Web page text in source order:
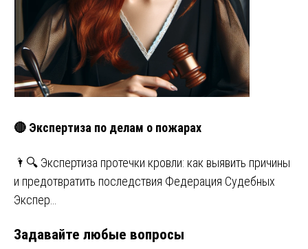
🔴 Экспертиза по делам о пожарах
🌂🔍 Экспертиза протечки кровли: как выявить причины
и предотвратить последствия Федерация Судебных
Экспер…
Задавайте любые вопросы